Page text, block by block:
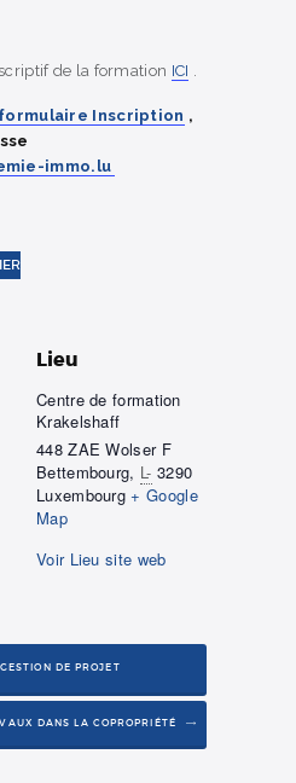
de la formation ICI
formulaire Inscription ,
immo.lu
Lieu
Centre de formation
Krakelshaff
448 ZAE Wolser F
Bettembourg, L- 3290
Luxembourg + Google
Map
Voir Lieu site web
DE PROJET
DANS LA COPROPRIÉTÉ